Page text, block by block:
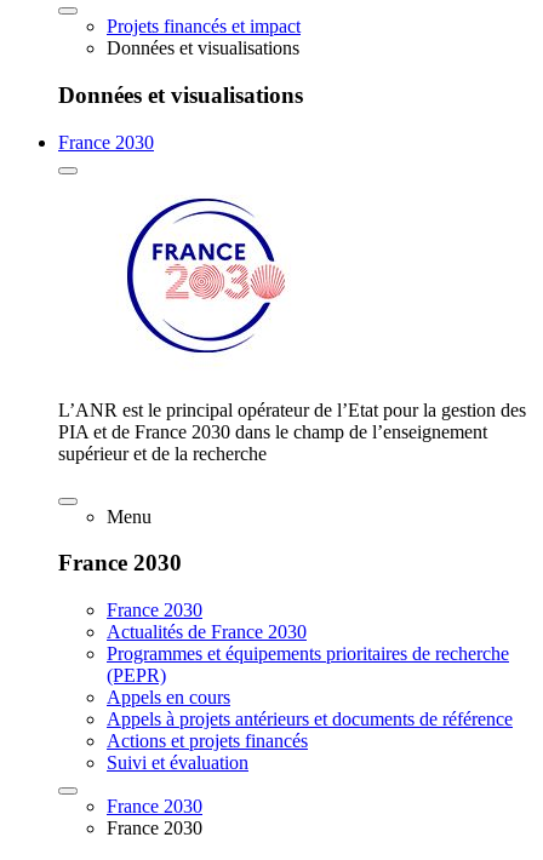
Projets financés et impact
Données et visualisations
Données et visualisations
France 2030
L’ANR est le principal opérateur de l’Etat pour la gestion des
PIA et de France 2030 dans le champ de l’enseignement
supérieur et de la recherche
Menu
France 2030
France 2030
Actualités de France 2030
Programmes et équipements prioritaires de recherche
(PEPR)
Appels en cours
Appels à projets antérieurs et documents de référence
Actions et projets financés
Suivi et évaluation
France 2030
France 2030